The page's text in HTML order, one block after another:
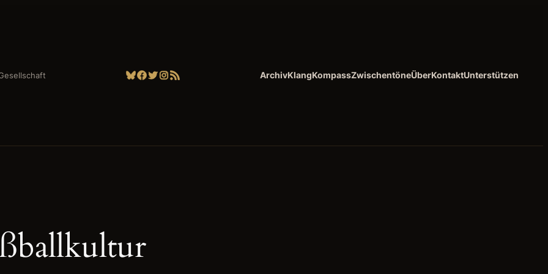
Bluesky
Facebook
Twitter
Instagram
RSS-Feed ArchivKlangKompassZwischentöneÜberKontaktUnterstützen